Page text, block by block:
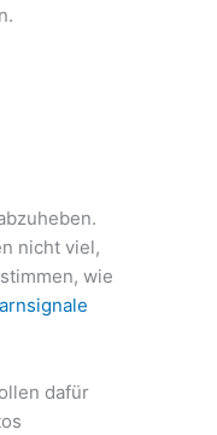
nicht viel,
wie
dafür